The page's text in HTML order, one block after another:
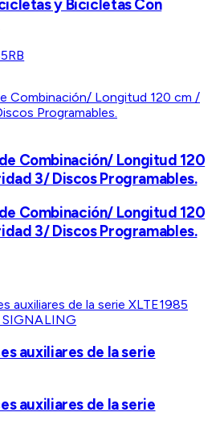
y Bicicletas Con
Combinación/ Longitud 120
3/ Discos Programables.
Combinación/ Longitud 120
3/ Discos Programables.
SIGNALING
auxiliares de la serie
auxiliares de la serie